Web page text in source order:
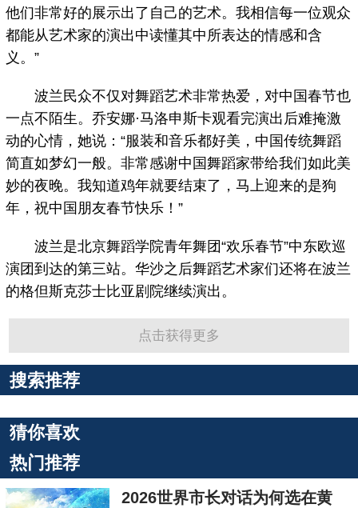
他们非常好的展示出了自己的艺术。我相信每一位观众
都能从艺术家的演出中读懂其中所表达的情感和含
义。”
波兰民众不仅对舞蹈艺术非常热爱，对中国春节也
一点不陌生。乔安娜·马洛申斯卡观看完演出后难掩激
动的心情，她说：“服装和音乐都好美，中国传统舞蹈
简直如梦幻一般。非常感谢中国舞蹈家带给我们如此美
妙的夜晚。我知道鸡年就要结束了，马上迎来的是狗
年，祝中国朋友春节快乐！”
波兰是北京舞蹈学院青年舞团“欢乐春节”中东欧巡
演团到达的第三站。华沙之后舞蹈艺术家们还将在波兰
的格但斯克莎士比亚剧院继续演出。
点击获得更多
搜索推荐
猜你喜欢
热门推荐
2026世界市长对话为何选在黄